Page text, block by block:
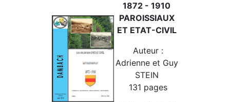
1872 - 1910
PAROISSIAUX
ET ETAT-CIVIL
Auteur :
Adrienne et Guy
STEIN
131 pages